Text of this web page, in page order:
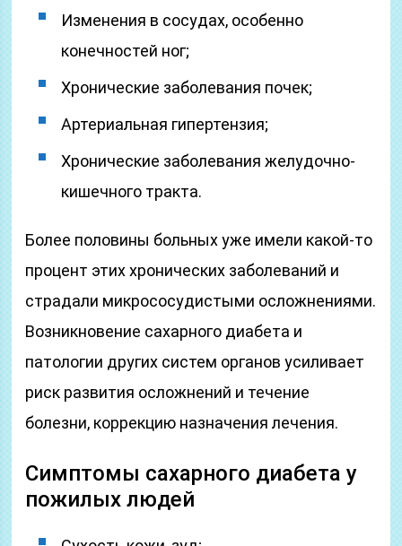
Изменения в сосудах, особенно
конечностей ног;
Хронические заболевания почек;
Артериальная гипертензия;
Хронические заболевания желудочно-
кишечного тракта.
Более половины больных уже имели какой-то
процент этих хронических заболеваний и
страдали микрососудистыми осложнениями.
Возникновение сахарного диабета и
патологии других систем органов усиливает
риск развития осложнений и течение
болезни, коррекцию назначения лечения.
Симптомы сахарного диабета у
пожилых людей